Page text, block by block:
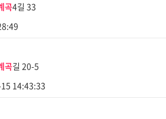
곡4길 33
곡길 20-5
14:43:33